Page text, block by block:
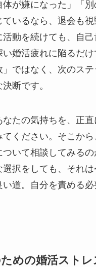
体が嫌になった」「
ているなら、退会も視
活動を続けても、自
い婚活疲れに陥るだ
ではなく、次のス
断です。
たの気持ちを、正直
てください。そこか
ついて相談してみる
選択をしても、それ
い道。自分を責める必
めの婚活ストレ